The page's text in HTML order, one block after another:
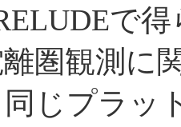
で
圏観測に
じプラッ